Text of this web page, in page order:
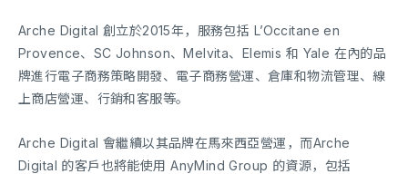
Arche Digital 創立於2015年，服務包括 L’Occitane en
Provence、SC Johnson、Melvita、Elemis 和 Yale 在內的品
牌進行電子商務策略開發、電子商務營運、倉庫和物流管理、線
上商店營運、行銷和客服等。
Arche Digital 會繼續以其品牌在馬來西亞營運，而Arche
Digital 的客戶也將能使用 AnyMind Group 的資源，包括